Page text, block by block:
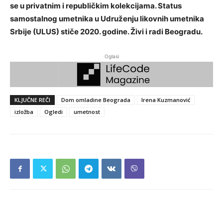
se u privatnim i republičkim kolekcijama. Status
samostalnog umetnika u Udruženju likovnih umetnika
Srbije (ULUS) stiče 2020. godine. Živi i radi Beogradu.
Oglasi
KLJUČNE REČI Dom omladine Beograda
Irena Kuzmanović
izložba
Ogledi umetnost